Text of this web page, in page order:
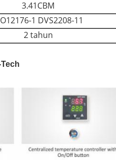
3.41CBM
1 DVS2208-11
2 tahun